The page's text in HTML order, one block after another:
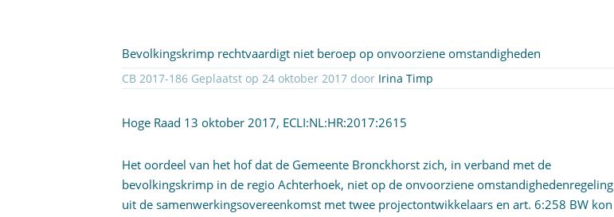
Bevolkingskrimp rechtvaardigt niet beroep op onvoorziene omstandigheden
CB 2017-186 Geplaatst op 24 oktober 2017 door Irina Timp
Hoge Raad 13 oktober 2017, ECLI:NL:HR:2017:2615
Het oordeel van het hof dat de Gemeente Bronckhorst zich, in verband met de
bevolkingskrimp in de regio Achterhoek, niet op de onvoorziene omstandighedenregeling
uit de samenwerkingsovereenkomst met twee projectontwikkelaars en art.6:258 BW kon